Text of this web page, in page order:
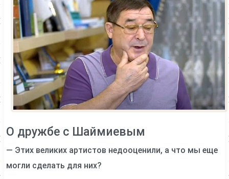
О дружбе с Шаймиевым
— Этих великих артистов недооценили, а что мы еще
могли сделать для них?